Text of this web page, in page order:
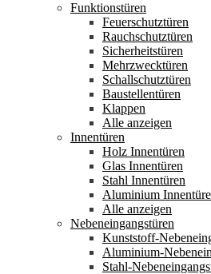
Funktionstüren
Feuerschutztüren
Rauchschutztüren
Sicherheitstüren
Mehrzwecktüren
Schallschutztüren
Baustellentüren
Klappen
Alle anzeigen
Innentüren
Holz Innentüren
Glas Innentüren
Stahl Innentüren
Aluminium
Alle anzeigen
Nebeneingangstüren
Kunststoff-
Aluminium-
Stahl-